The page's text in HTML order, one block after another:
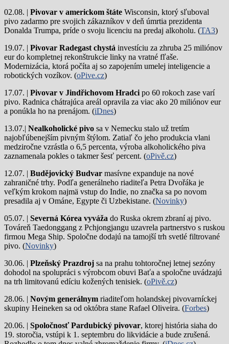
02.08. | Pivovar v americkom štáte Wisconsin, ktorý sľuboval
pivo zadarmo pre svojich zákazníkov v deň úmrtia prezidenta
Donalda Trumpa, príde o svoju licenciu na predaj alkoholu. (TA3)
19.07. | Pivovar Radegast chystá investíciu za zhruba 25 miliónov
eur do kompletnej rekonštrukcie linky na vratné fľaše.
Modernizácia, ktorá počíta aj so zapojením umelej inteligencie a
robotických vozíkov. (oPive.cz)
17.07. | Pivovar v Jindřichovom Hradcipo 60 rokoch zase varí
pivo. Radnica chátrajúca areál opravila za viac ako 20 miliónov eur
a ponúkla ho na prenájom. (iDnes)
13.07.| Nealkoholické pivo sa v Nemecku stalo už tretím
najobľúbenejším pivným štýlom. Zatiaľ čo jeho produkcia vlani
medziročne vzrástla o 6,5 percenta, výroba alkoholického piva
zaznamenala pokles o takmer šesť percent. (oPivě.cz)
12.07. | Budějovický Budvar masívne expanduje na nové
zahraničné trhy. Podľa generálneho riaditeľa Petra Dvořáka je
veľkým krokom najmä vstup do Indie, no značka sa po novom
presadila aj v Ománe, Egypte či Uzbekistane. (Novinky)
05.07. | Severná Kórea vyváža do Ruska okrem zbraní aj pivo.
Továreň Taedonggang z Pchjongjangu uzavrela partnerstvo s ruskou
firmou Mega Ship. Spoločne dodajú na tamojší trh svetlé filtrované
pivo. (Novinky)
30.06. | Plzeňský Prazdroj sa na prahu tohtoročnej letnej sezóny
dohodol na spolupráci s výrobcom obuvi Baťa a spoločne uvádzajú
na trh limitovanú edíciu kožených tenisiek. (oPivě.cz)
28.06. | Novým generálnym riaditeľom holandskej pivovarníckej
skupiny Heineken sa od októbra stane Rafael Oliveira. (Forbes)
20.06. | Spoločnosť Pardubický pivovar, ktorej história siaha do
19. storočia, vstúpi k 1. septembru do likvidácie a bude zrušená.